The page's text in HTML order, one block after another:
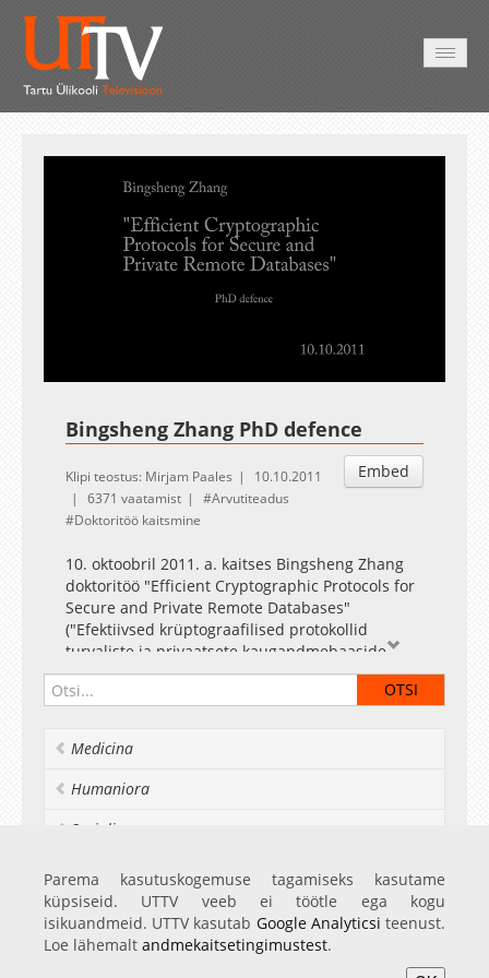
0.00%
Bingsheng Zhang PhD defence
Embed
Klipi teostus: Mirjam Paales
10.10.2011
6371 vaatamist
Arvutiteadus
Doktoritöö kaitsmine
10. oktoobril 2011. a. kaitses Bingsheng Zhang
doktoritöö "Efficient Cryptographic Protocols for
Secure and Private Remote Databases"
("Efektiivsed krüptograafilised protokollid
turvaliste ja privaatsete kaugandmebaaside
jaoks")
Juhendajad: Vanemteadur Helger Lipmaa (Tartu
Ülikool), Prof. Peeter Laud (Tartu Ülikool)
Oponendid: Senior Lectr. Jens Groth
Jesper Buus Nielsen (University of Aarhus,
Doktoritöö lühikokkuvõte
Pilvearvutus on üks valdkondi, mida turuliidrid,
nagu näiteks Apple, Google või Microsoft,
tänapäeval märkimisväärselt edendavad ja
Medicina
Humaniora
Socialia
Realia et naturalia
Ülikoolist veel
Parema kasutuskogemuse tagamiseks kasutame
küpsiseid. UTTV veeb ei töötle ega kogu
isikuandmeid. UTTV kasutab Google Analyticsi teenust.
Loe lähemalt andmekaitsetingimustest.